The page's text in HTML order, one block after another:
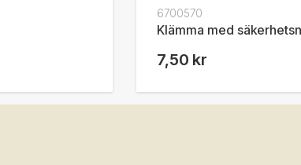
6700570
Klämma med
7,50 kr